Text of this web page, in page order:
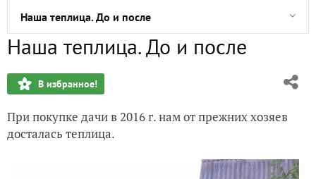
Наша теплица. До и после
Наша дача. 2017. Время новых преобразований
Наша дача. Покупка. 2016г
Наша теплица. До и после
В избранное!
При покупке дачи в 2016 г. нам от прежних хозяев
досталась теплица.